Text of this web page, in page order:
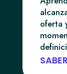
oferta